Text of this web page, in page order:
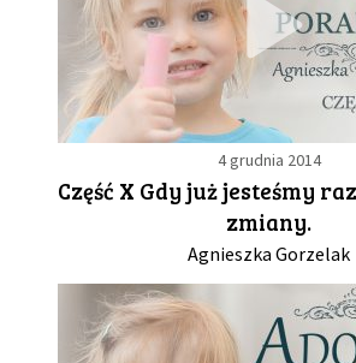
4 grudnia 2014
Część X Gdy już jesteśmy
zmiany.
Agnieszka Gorzelak